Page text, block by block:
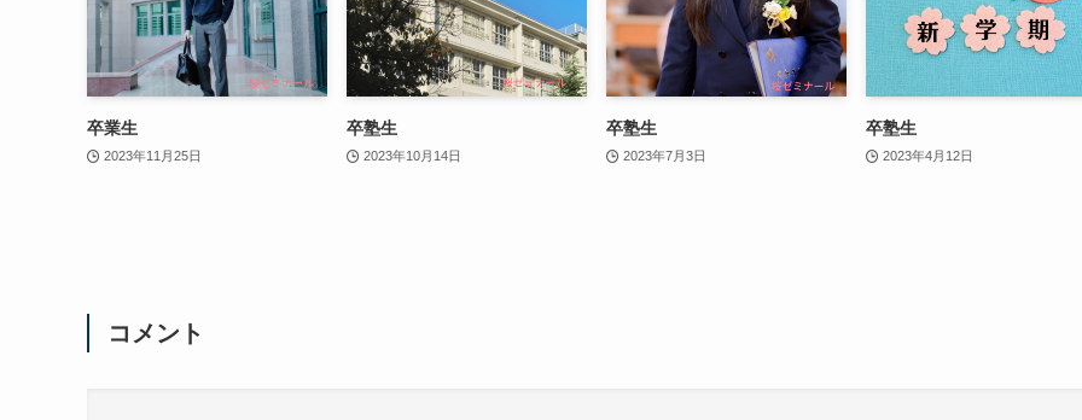
卒業生
2023年11月25日
卒塾生
2023年10月14日
卒塾生
2023年7月3日
卒塾生
2023年4月12日
コメント